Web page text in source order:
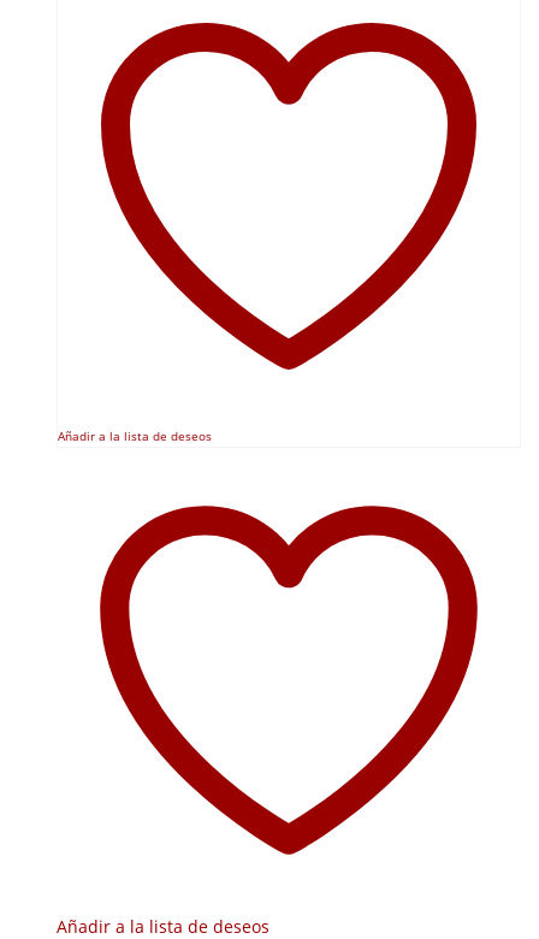
Añadir a la lista de deseos
Añadir a la lista de deseos